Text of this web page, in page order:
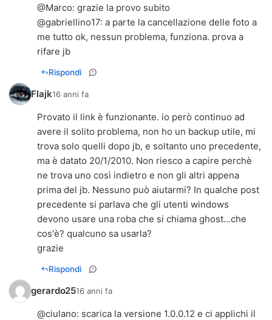
@Marco: grazie la provo subito
@gabriellino17: a parte la cancellazione delle foto a
me tutto ok, nessun problema, funziona. prova a
rifare jb
Rispondi
Flajk16 anni fa
Provato il link è funzionante. io però continuo ad
avere il solito problema, non ho un backup utile, mi
trova solo quelli dopo jb, e soltanto uno precedente,
ma è datato 20/1/2010. Non riesco a capire perchè
ne trova uno così indietro e non gli altri appena
prima del jb. Nessuno può aiutarmi? In qualche post
precedente si parlava che gli utenti windows
devono usare una roba che si chiama ghost...che
cos'è? qualcuno sa usarla?
grazie
Rispondi
gerardo2516 anni fa
@ciulano: scarica la versione 1.0.0.12 e ci applichi il